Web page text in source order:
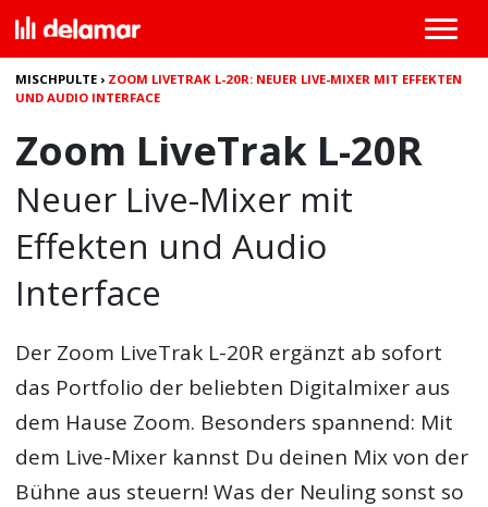
MISCHPULTE › ZOOM LIVETRAK L-20R: NEUER LIVE-MIXER MIT EFFEKTEN
UND AUDIO INTERFACE
Zoom LiveTrak L-20R
Neuer Live-Mixer mit
Effekten und Audio
Interface
Der Zoom LiveTrak L-20R ergänzt ab sofort
das Portfolio der beliebten Digitalmixer aus
dem Hause Zoom. Besonders spannend: Mit
dem Live-Mixer kannst Du deinen Mix von der
Bühne aus steuern! Was der Neuling sonst so